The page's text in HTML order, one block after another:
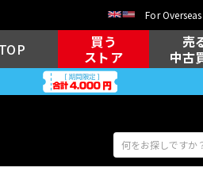
For
TOP
買う
ストア
売
中古